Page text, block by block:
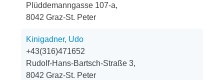
Plüddemanngasse 107-a,
8042 Graz-St. Peter
Kinigadner, Udo
+43(316)471652
Rudolf-Hans-Bartsch-Straße 3,
8042 Graz-St. Peter